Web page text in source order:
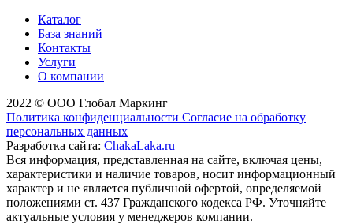
Каталог
База знаний
Контакты
Услуги
О компании
2022 © ООО Глобал Маркинг
Политика конфиденциальности Согласие на обработку
персональных данных
Разработка сайта: ChakaLaka.ru
Вся информация, представленная на сайте, включая цены,
характеристики и наличие товаров, носит информационный
характер и не является публичной офертой, определяемой
положениями ст. 437 Гражданского кодекса РФ. Уточняйте
актуальные условия у менеджеров компании.